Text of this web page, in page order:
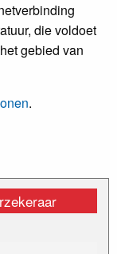
die voldoet
gebied van
.